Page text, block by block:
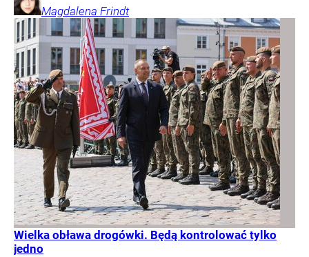
Magdalena Frindt
Wielka obława drogówki. Będą kontrolować tylko
jedno